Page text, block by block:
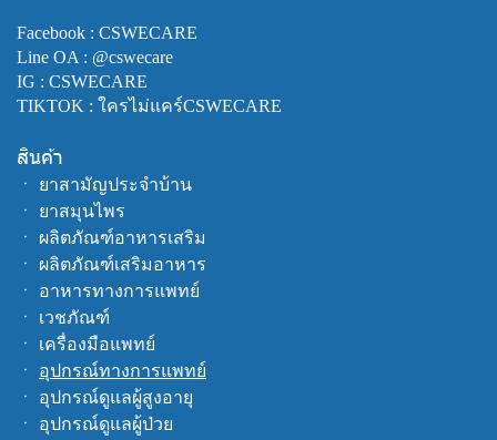
Facebook : CSWECARE
Line OA : @cswecare
IG : CSWECARE
TIKTOK : ใครไม่แคร์CSWECARE
สินค้า
ㆍ ยาสามัญประจำบ้าน
ㆍ ยาสมุนไพร
ㆍ ผลิตภัณฑ์อาหารเสริม
ㆍ ผลิตภัณฑ์เสริมอาหาร
ㆍ อาหารทางการแพทย์
ㆍ เวชภัณฑ์
ㆍ เครื่องมือแพทย์
ㆍ อุปกรณ์ทางการแพทย์
ㆍ อุปกรณ์ดูแลผู้สูงอายุ
ㆍ อุปกรณ์ดูแลผู้ป่วย